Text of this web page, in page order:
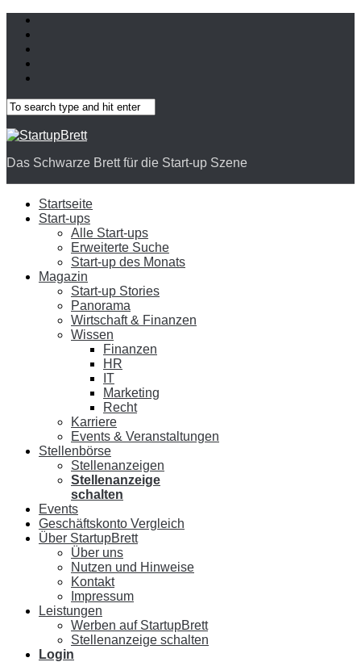
Das Schwarze Brett für die Start-up Szene
Startseite
Start-ups
Alle Start-ups
Erweiterte Suche
Start-up des Monats
Magazin
Start-up Stories
Panorama
Wirtschaft & Finanzen
Wissen
Finanzen
HR
IT
Marketing
Recht
Karriere
Events & Veranstaltungen
Stellenbörse
Stellenanzeigen
Stellenanzeige
schalten
Events
Geschäftskonto Vergleich
Über StartupBrett
Über uns
Nutzen und Hinweise
Kontakt
Impressum
Leistungen
Werben auf StartupBrett
Stellenanzeige schalten
Login